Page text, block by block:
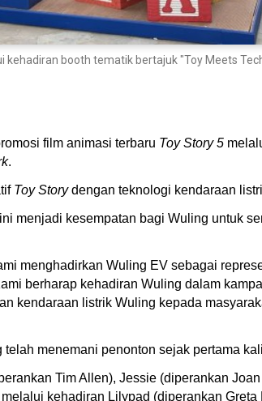
booth tematik bertajuk "Toy Meets
film animasi terbaru Toy Story 5
.
Toy Storydengan teknologi kendaraan
menjadi kesempatan bagi Wuling untuk
menghadirkan Wuling EV sebagai
berharap kehadiran Wuling dalam
kendaraan listrik Wuling kepada
menemani penonton sejak pertama
Tim Allen), Jessie (diperankan
kehadiran Lilypad (diperankan